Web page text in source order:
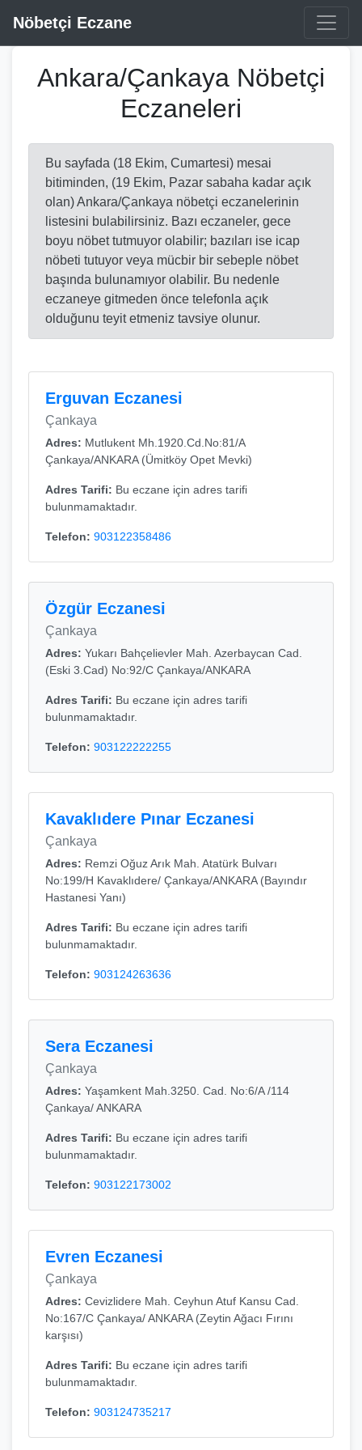
Nöbetçi Eczane
Ankara/Çankaya Nöbetçi
Eczaneleri
Bu sayfada (18 Ekim, Cumartesi) mesai
bitiminden, (19 Ekim, Pazar sabaha kadar açık
olan) Ankara/Çankaya nöbetçi eczanelerinin
listesini bulabilirsiniz. Bazı eczaneler, gece
boyu nöbet tutmuyor olabilir; bazıları ise icap
nöbeti tutuyor veya mücbir bir sebeple nöbet
başında bulunamıyor olabilir. Bu nedenle
eczaneye gitmeden önce telefonla açık
olduğunu teyit etmeniz tavsiye olunur.
Erguvan Eczanesi
Çankaya
Adres: Mutlukent Mh.1920.Cd.No:81/A
Çankaya/ANKARA (Ümitköy Opet Mevki)
Adres Tarifi: Bu eczane için adres tarifi
bulunmamaktadır.
Telefon: 903122358486
Özgür Eczanesi
Çankaya
Adres: Yukarı Bahçelievler Mah. Azerbaycan Cad.
(Eski 3.Cad) No:92/C Çankaya/ANKARA
Adres Tarifi: Bu eczane için adres tarifi
bulunmamaktadır.
Telefon: 903122222255
Kavaklıdere Pınar Eczanesi
Çankaya
Adres: Remzi Oğuz Arık Mah. Atatürk Bulvarı
No:199/H Kavaklıdere/ Çankaya/ANKARA (Bayındır
Hastanesi Yanı)
Adres Tarifi: Bu eczane için adres tarifi
bulunmamaktadır.
Telefon: 903124263636
Sera Eczanesi
Çankaya
Adres: Yaşamkent Mah.3250. Cad. No:6/A /114
Çankaya/ ANKARA
Adres Tarifi: Bu eczane için adres tarifi
bulunmamaktadır.
Telefon: 903122173002
Evren Eczanesi
Çankaya
Adres: Cevizlidere Mah. Ceyhun Atuf Kansu Cad.
No:167/C Çankaya/ ANKARA (Zeytin Ağacı Fırını
karşısı)
Adres Tarifi: Bu eczane için adres tarifi
bulunmamaktadır.
Telefon: 903124735217